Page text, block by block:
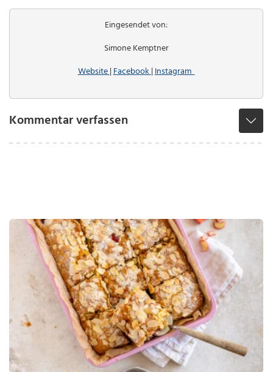
Eingesendet von:
Simone Kemptner
Website|Facebook|Instagram
Kommentar verfassen